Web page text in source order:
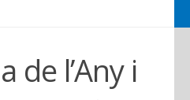
de l’Any i